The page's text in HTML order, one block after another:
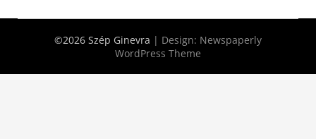
©2026 Szép Ginevra | Design: Newspaperly
WordPress Theme